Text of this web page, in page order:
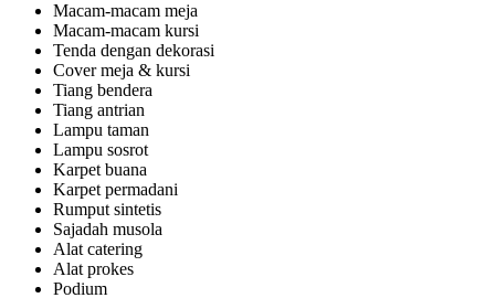
Macam-macam meja
Macam-macam kursi
Tenda dengan dekorasi
Cover meja & kursi
Tiang bendera
Tiang antrian
Lampu taman
Lampu sosrot
Karpet buana
Karpet permadani
Rumput sintetis
Sajadah musola
Alat catering
Alat prokes
Podium